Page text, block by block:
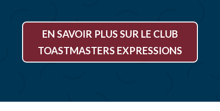
EN SAVOIR PLUS SUR LE CLUB
TOASTMASTERS EXPRESSIONS